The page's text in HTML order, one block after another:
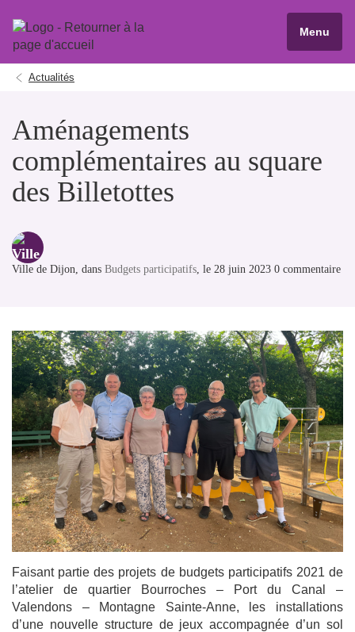
Menu
Actualités
Aménagements
complémentaires au square
des Billetottes
Ville de Dijon, dans Budgets participatifs, le 28 juin 2023 0 commentaire
Faisant partie des projets de budgets participatifs 2021 de
l’atelier de quartier Bourroches – Port du Canal –
Valendons – Montagne Sainte-Anne, les installations
d’une nouvelle structure de jeux accompagnée d’un sol